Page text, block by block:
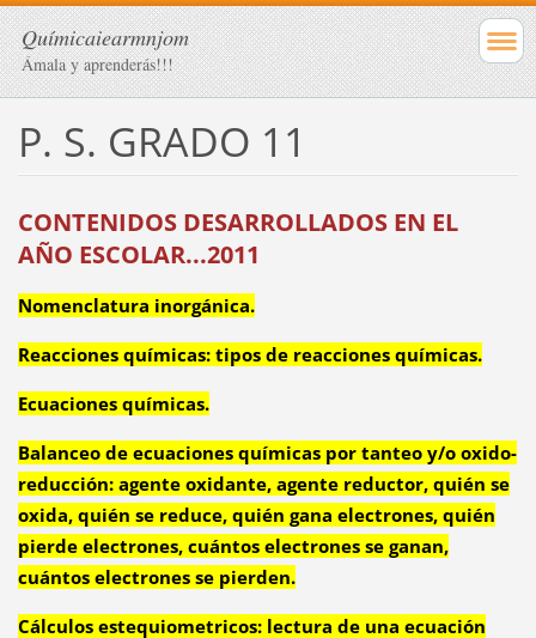
Químicaiearmnjom
Ámala y aprenderás!!!
P. S. GRADO 11
CONTENIDOS DESARROLLADOS EN EL
AÑO ESCOLAR...2011
Nomenclatura inorgánica.
Reacciones químicas: tipos de reacciones químicas.
Ecuaciones químicas.
Balanceo de ecuaciones químicas por tanteo y/o oxido-
reducción: agente oxidante, agente reductor, quién se
oxida, quién se reduce, quién gana electrones, quién
pierde electrones, cuántos electrones se ganan,
cuántos electrones se pierden.
Cálculos estequiometricos: lectura de una ecuación